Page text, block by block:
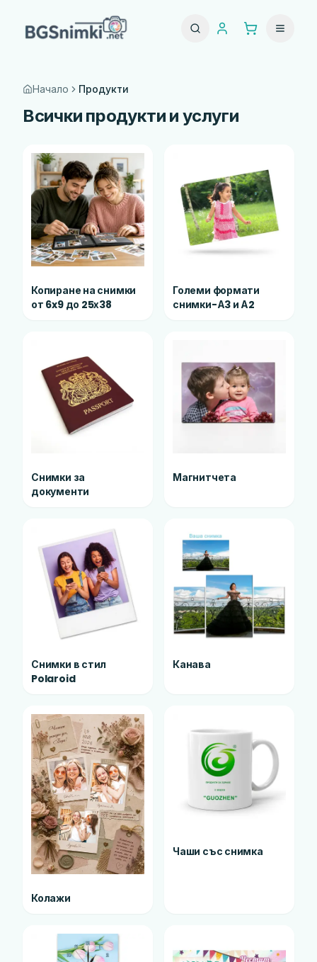
Начало Продукти
Всички продукти и услуги
Копиране на снимки
от 6x9 до 25х38
Големи формати
снимки-А3 и А2
Снимки за
документи
Магнитчета
Снимки в стил
Polaroid
Канава
Колажи
Чаши със снимка